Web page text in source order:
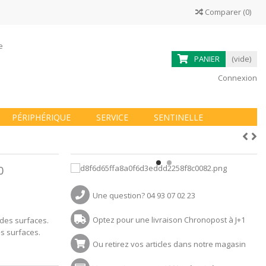
Comparer (0)
PANIER
(vide)
Connexion
PÉRIPHÉRIQUE SERVICE SENTINELLE
surfaces.
surfaces.
Une question? 04 93 07 02 23
Optez pour une livraison Chronopost à J+1
Ou retirez vos articles dans notre magasin